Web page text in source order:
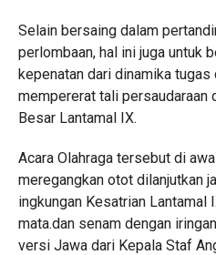
Selain bersaing dalam
perlombaan, hal ini juga untuk
kepenatan dari dinamika tugas
mempererat tali persaudaraan
Besar Lantamal IX.
Acara Olahraga tersebut di
meregangkan otot dilanjutkan
ingkungan Kesatrian Lantamal
mata.dan senam dengan
versi Jawa dari Kepala Staf